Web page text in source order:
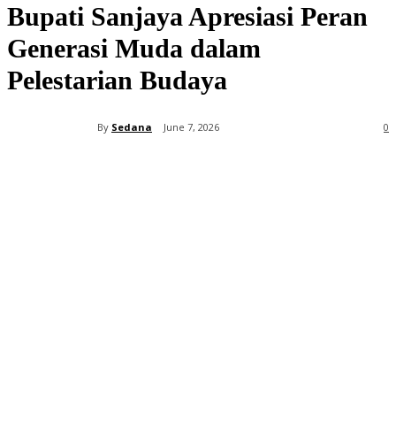
Bupati Sanjaya Apresiasi Peran
Generasi Muda dalam
Pelestarian Budaya
By Sedana June 7, 2026 0